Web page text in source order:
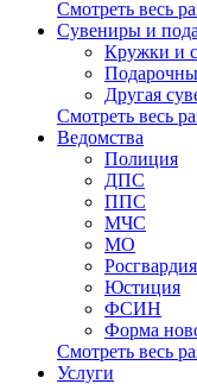
Смотреть весь
Сувениры и
Кружки и
Другая
Смотреть весь
Ведомства
Полиция
ДПС
ППС
МЧС
МО
Росгвардия
Юстиция
ФСИН
Форма
Смотреть весь
Услуги